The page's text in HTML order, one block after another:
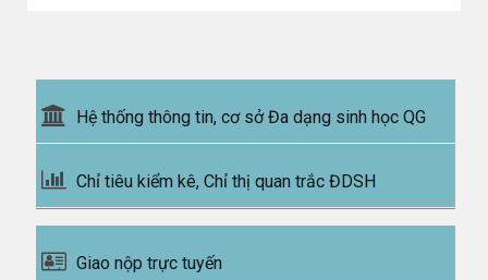
Hệ thống thông tin, cơ sở Đa dạng sinh học QG
Chỉ tiêu kiểm kê, Chỉ thị quan trắc ĐDSH
Giao nộp trực tuyến